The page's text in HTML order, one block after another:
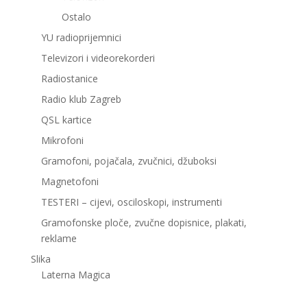
Ostalo
YU radioprijemnici
Televizori i videorekorderi
Radiostanice
Radio klub Zagreb
QSL kartice
Mikrofoni
Gramofoni, pojačala, zvučnici, džuboksi
Magnetofoni
TESTERI – cijevi, osciloskopi, instrumenti
Gramofonske ploče, zvučne dopisnice, plakati,
reklame
Slika
Laterna Magica